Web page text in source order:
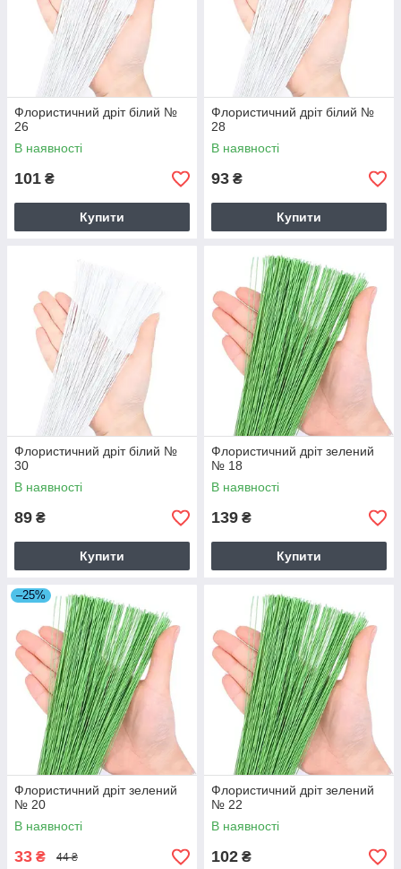
Флористичний дріт білий №
26
В наявності
101 ₴
Купити
Флористичний дріт білий №
28
В наявності
93 ₴
Купити
Флористичний дріт білий №
30
В наявності
89 ₴
Купити
Флористичний дріт зелений
№ 18
В наявності
139 ₴
Купити
–25%
Флористичний дріт зелений
№ 20
В наявності
33 ₴ 44 ₴
Флористичний дріт зелений
№ 22
В наявності
102 ₴